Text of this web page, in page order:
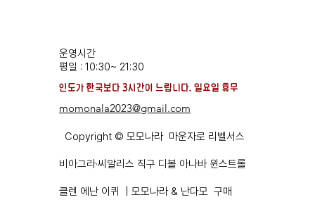
운영시간
평일 : 10:30~ 21:30
​인도가 한국보다 3시간이 느립니다. ​일요일 휴무
momonala2023@gmail.com
Copyright © 모모나라 마운자로 리벨서스
비아그라·씨알리스 직구 디볼 아나바 윈스트롤
클렌 에난 이퀴 | 모모나라 & 난다모 구매